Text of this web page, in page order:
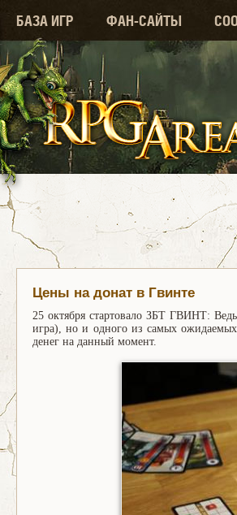
БАЗА ИГР ФАН-САЙТЫ
Цены на донат в Гвинте
25 октября стартовало ЗБТ ГВИНТ:
игра), но и одного из самых
денег на данный момент.